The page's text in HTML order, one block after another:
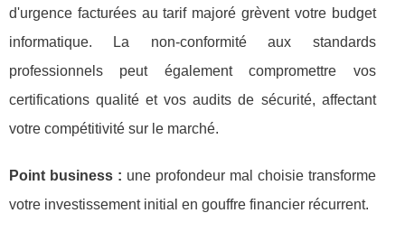
d'urgence facturées au tarif majoré grèvent votre budget
informatique. La non-conformité aux standards
professionnels peut également compromettre vos
certifications qualité et vos audits de sécurité, affectant
votre compétitivité sur le marché.
Point business : une profondeur mal choisie transforme
votre investissement initial en gouffre financier récurrent.